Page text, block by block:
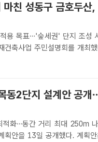
마친 성동구 금호두
숲세권' 단지 조성 서울 성동구 금호두산아파트
건축사업 주민설명회를 개최
[더팩트 | 공미나 기자] 서울 성
동2단지 설계안 공
거리 최대 250m 나우동인건축사사무소가 목동
획안을 13일 공개했다. 계획